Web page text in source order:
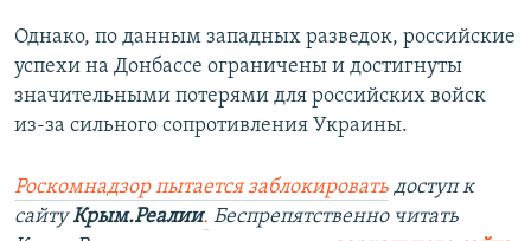
Однако, по данным западных разведок, российские
успехи на Донбассе ограничены и достигнуты
значительными потерями для российских войск
из-за сильного сопротивления Украины.
Роскомнадзор пытается заблокировать доступ к
сайтуКрым.Реалии. Беспрепятственно читать